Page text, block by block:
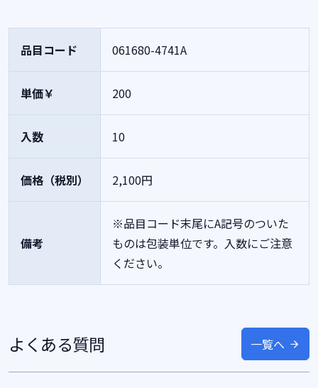
品目コード 061680-4741A
単価￥ 200
入数 10
価格（税別） 2,100円
備考
※品目コード末尾にA記号のついた
ものは包装単位です。入数にご注意
ください。
よくある質問 一覧へ